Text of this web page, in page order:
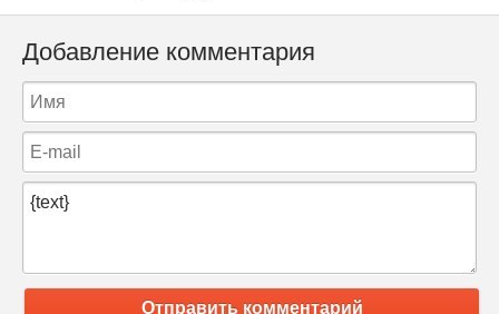
Добавление комментария
Отправить комментарий